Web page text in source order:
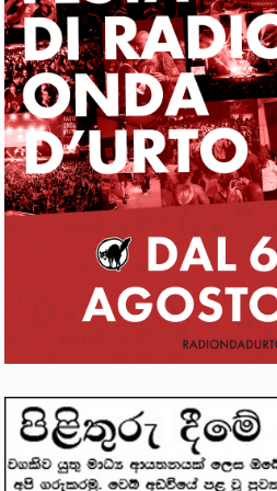
ඒ…
සිටින ලෙස තමාට දැනුම් දුන්…
මහාධිකරණය විසින්…
.කෙටි කවියක දිගු බර…
සටන් පාඨයක් වූවේ…